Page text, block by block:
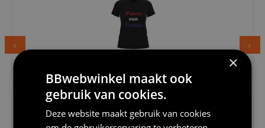
×
BBwebwinkel maakt ook
gebruik van cookies.
Deze website maakt gebruik van cookies